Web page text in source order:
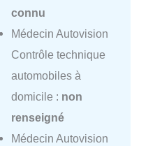
connu
Médecin Autovision
Contrôle technique
automobiles à
domicile : non
renseigné
Médecin Autovision